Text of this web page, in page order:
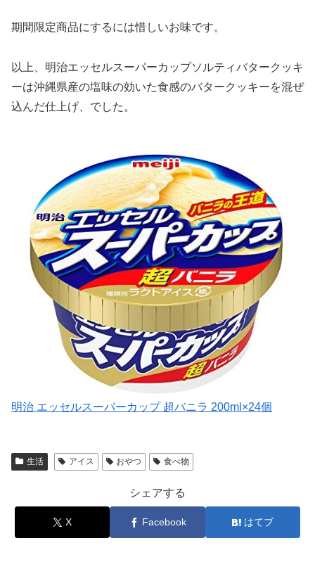
期間限定商品にするには惜しいお味です。
以上、明治エッセルスーパーカップソルティバタークッキ
ーは沖縄県産の塩味の効いた食感のバタークッキーを混ぜ
込んだ仕上げ、でした。
明治 エッセルスーパーカップ 超バニラ 200ml×24個
生活 アイス おやつ 食べ物
シェアする
X Facebook はてブ